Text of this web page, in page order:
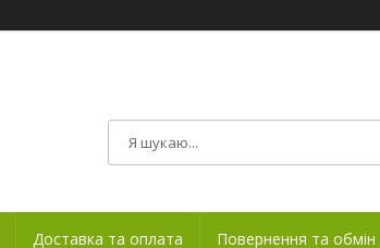
Доставка та оплата Повернення та обмін